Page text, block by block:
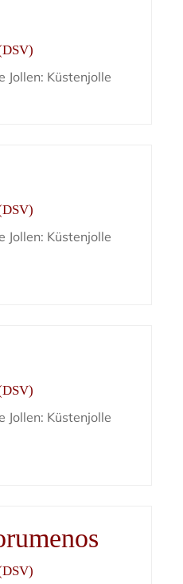
Jollen: Küstenjolle
Jollen: Küstenjolle
Jollen: Küstenjolle